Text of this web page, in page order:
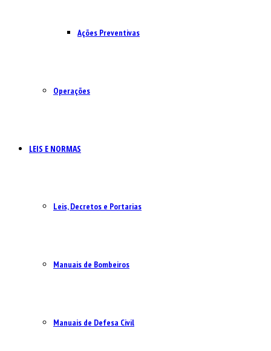
Ações Preventivas
Operações
LEIS E NORMAS
Leis, Decretos e Portarias
Manuais de Bombeiros
Manuais de Defesa Civil